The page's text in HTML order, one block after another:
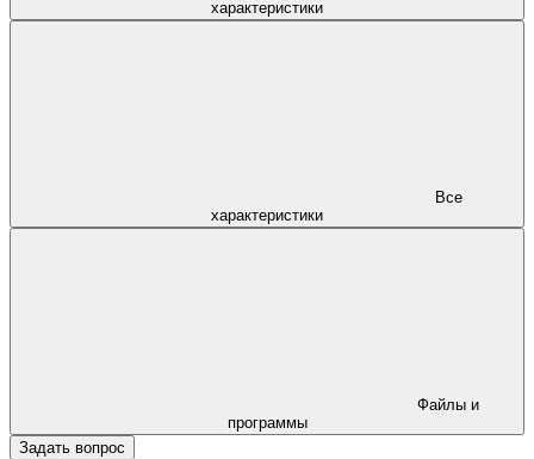
характеристики
характеристики
программы
Задать вопрос